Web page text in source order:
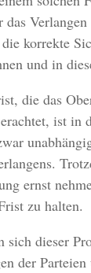
das
korrekte
und in
die das
ist in
ernst
zu halten.
sich dieser
der